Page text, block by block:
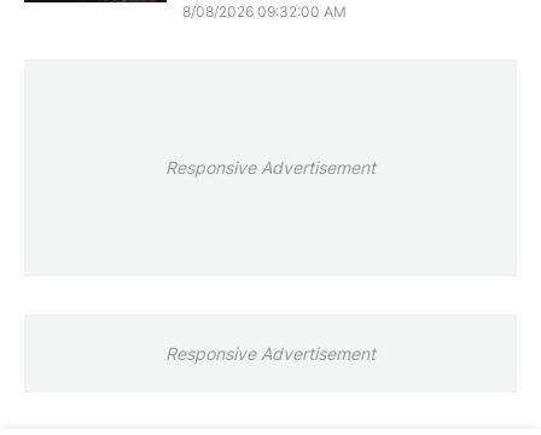
8/08/2026 09:32:00 AM
Responsive Advertisement
Responsive Advertisement